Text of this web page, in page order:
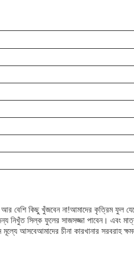
কিছু খুঁজবেন না!আমাদের কৃত্রিম ফুল
নিখুঁত সিল্ক ফুলের সাজসজ্জা পাবেন।
আসবেআমাদের চীনা কারখানার সরবরাহ